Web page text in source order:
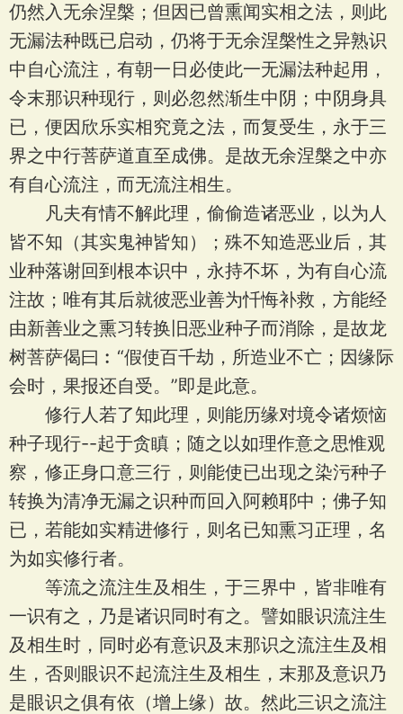
仍然入无余涅槃；但因已曾熏闻实相之法，则此
无漏法种既已启动，仍将于无余涅槃性之异熟识
中自心流注，有朝一日必使此一无漏法种起用，
令末那识种现行，则必忽然渐生中阴；中阴身具
已，便因欣乐实相究竟之法，而复受生，永于三
界之中行菩萨道直至成佛。是故无余涅槃之中亦
有自心流注，而无流注相生。
凡夫有情不解此理，偷偷造诸恶业，以为人
皆不知（其实鬼神皆知）；殊不知造恶业后，其
业种落谢回到根本识中，永持不坏，为有自心流
注故；唯有其后就彼恶业善为忏悔补救，方能经
由新善业之熏习转换旧恶业种子而消除，是故龙
树菩萨偈曰︰“假使百千劫，所造业不亡；因缘际
会时，果报还自受。”即是此意。
修行人若了知此理，则能历缘对境令诸烦恼
种子现行--起于贪瞋；随之以如理作意之思惟观
察，修正身口意三行，则能使已出现之染污种子
转换为清净无漏之识种而回入阿赖耶中；佛子知
已，若能如实精进修行，则名已知熏习正理，名
为如实修行者。
等流之流注生及相生，于三界中，皆非唯有
一识有之，乃是诸识同时有之。譬如眼识流注生
及相生时，同时必有意识及末那识之流注生及相
生，否则眼识不起流注生及相生，末那及意识乃
是眼识之俱有依（增上缘）故。然此三识之流注